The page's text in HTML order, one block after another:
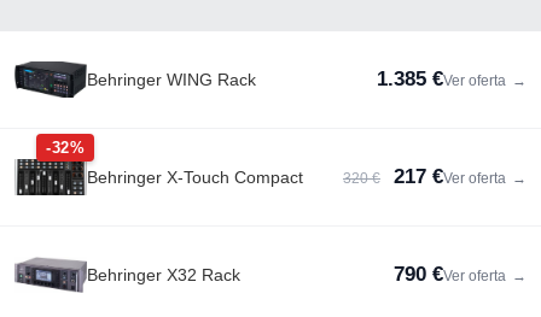
Behringer WING Rack 1.385 €Ver oferta →
-32%
Behringer X-Touch Compact 320 € 217 €Ver oferta →
Behringer X32 Rack 790 €Ver oferta →